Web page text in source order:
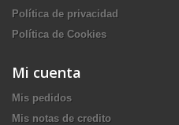
Política de privacidad
Política de Cookies
Mi cuenta
Mis pedidos
Mis notas de credito